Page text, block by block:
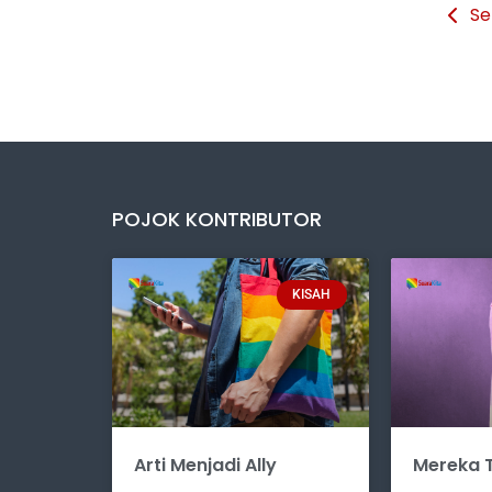
POJOK KONTRIBUTOR
KISAH
Arti Menjadi Ally Mereka